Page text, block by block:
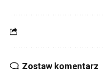
Zostaw komentarz